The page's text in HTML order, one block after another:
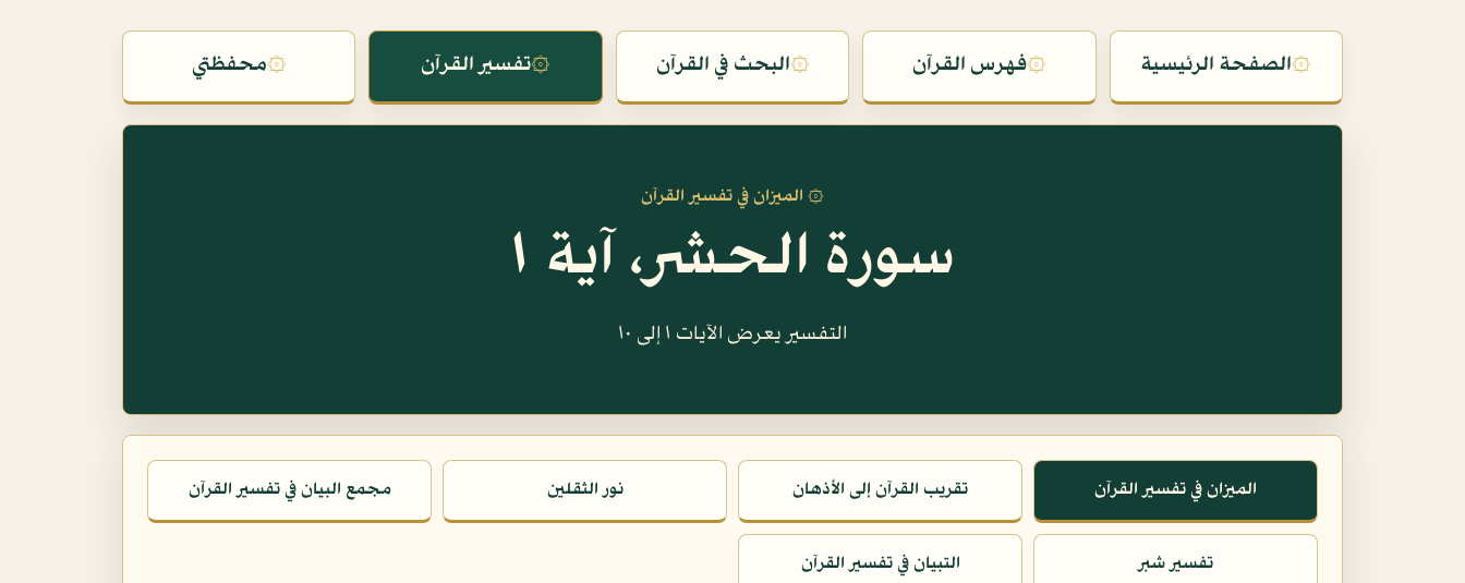
۞الصفحة الرئيسية ۞فهرس القرآن ۞البحث في القرآن ۞تفسير القرآن ۞محفظتي
۞ الميزان في تفسير القرآن
سورة الحشر، آية ١
التفسير يعرض الآيات ١ إلى ١٠
الميزان في تفسير القرآن تقريب القرآن إلى الأذهان نور الثقلين مجمع البيان في تفسير القرآن
تفسير شبر التبيان في تفسير القرآن